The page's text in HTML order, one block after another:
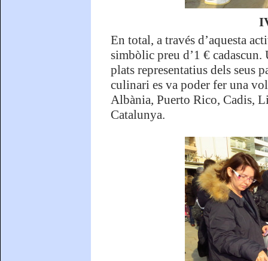
En total, a través d’aquesta
simbòlic preu d’1 €
plats representatius dels seus
culinari es va poder fer una
Albània, Puerto Rico, Cadis,
Catalunya.